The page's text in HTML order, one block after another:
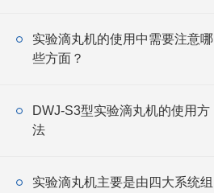
实验滴丸机的使用中需要注意哪
些方面？
DWJ-S3型实验滴丸机的使用方
法
实验滴丸机主要是由四大系统组